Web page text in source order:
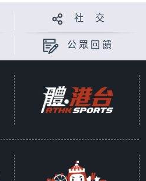
社 交
公眾回饋